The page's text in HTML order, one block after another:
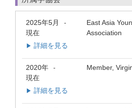
2025年5月 -
現在
East Asia
Association
▶ 詳細を見る
2020年 -
現在
Member,
▶ 詳細を見る